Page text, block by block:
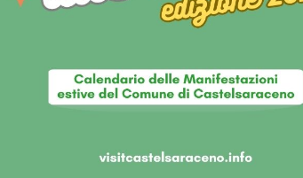
e Picnic
la magia di questa terra selvaggia,
i boschi, le vette selvagge che fanno da
in posti unici. Il territorio lucano è
fermarsi alle pendici, può godersi un picnic
i colori e profumi di alberi secolari.